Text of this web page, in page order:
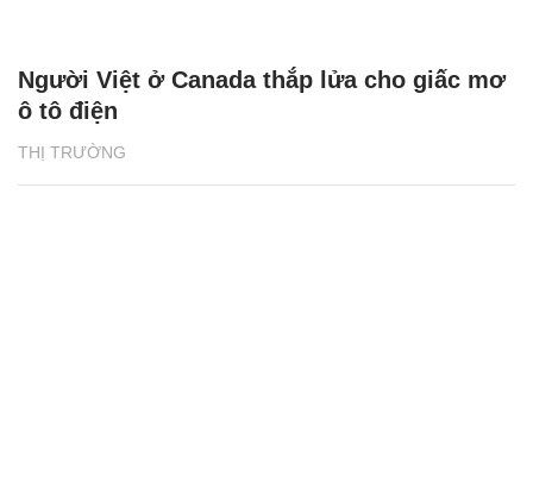
THỊ TRƯỜNG
Người Việt ở Canada thắp lửa cho giấc mơ
ô tô điện